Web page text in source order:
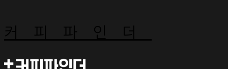
커피파인더